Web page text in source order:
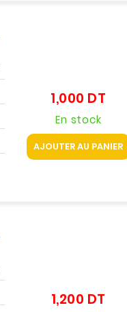
1,000 DT
En stock
AJOUTER AU PANIER
1,200 DT